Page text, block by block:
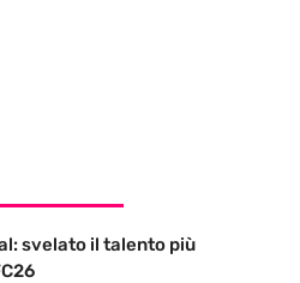
svelato il talento più